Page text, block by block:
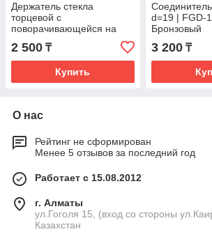
Держатель стекла
торцевой с
поворачивающейся на
360° нижней частью d=19
| FGD-85 Black | Черный
2 500 ₸
Купить
d=19 | FGD-
Бронзовый
3 200₸
О нас
Рейтинг не сформирован
Менее 5 отзывов за последний год
Работает с 15.08.2012
г. Алматы
ул.Гоголя 15, (вход со стороны
Казахстан